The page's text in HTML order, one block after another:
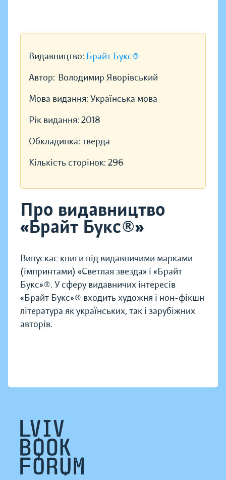
Видавництво: Брайт Букс®
Автор: Володимир Яворівський
Мова видання: Українська мова
Рік видання: 2018
Обкладинка: тверда
Кількість сторінок: 296
Про видавництво
«Брайт Букс®»
Випускає книги під видавничими марками
(імпринтами) «Светлая звезда» і «Брайт
Букс»®. У сферу видавничих інтересів
«Брайт Букс»® входить художня і нон-фікшн
література як українських, так і зарубіжних
авторів.